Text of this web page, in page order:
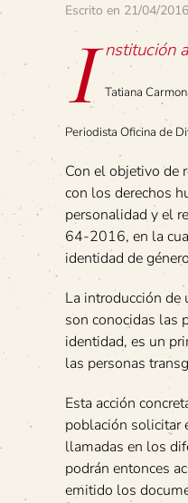
Escrito en 21/04/2016
I nstitución
Tatiana
Periodista Oficina de
Con el objetivo de
con los derechos
personalidad y el
64-2016, en la
identidad de
La introducción de
son conocidas las
identidad, es un
las personas
Esta acción
población solicitar
llamadas en los
podrán entonces
emitido los